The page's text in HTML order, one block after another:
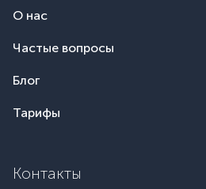
О нас
Частые вопросы
Блог
Тарифы
Контакты